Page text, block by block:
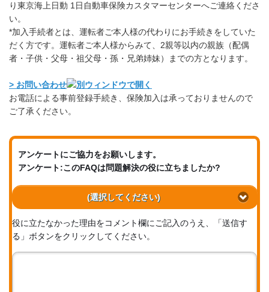
り東京海上日動 1日自動車保険カスタマーセンターへご連絡くださ
い。
*加入手続者とは、運転者ご本人様の代わりにお手続きをしていた
だく方です。運転者ご本人様からみて、2親等以内の親族（配偶
者・子供・父母・祖父母・孫・兄弟姉妹）までの方となります。
> お問い合わせ
お電話による事前登録手続き、保険加入は承っておりませんので
ご了承ください。
アンケートにご協力をお願いします。
アンケート:このFAQは問題解決の役に立ちましたか?
(選択してください)
役に立たなかった理由をコメント欄にご記入のうえ、「送信す
る」ボタンをクリックしてください。